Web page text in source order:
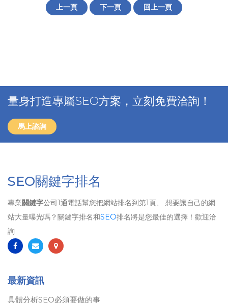
上一頁 下一頁 回上一頁
量身打造專屬SEO方案，立刻免費洽詢！
馬上諮詢
SEO關鍵字排名
專業關鍵字公司1通電話幫您把網站排名到第1頁、 想要讓自己的網
站大量曝光嗎？關鍵字排名和SEO排名將是您最佳的選擇！歡迎洽
詢
最新資訊
具體分析SEO必須要做的事